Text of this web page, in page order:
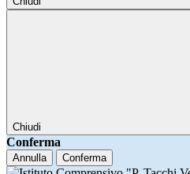
Chiudi
Conferma
Annulla Conferma